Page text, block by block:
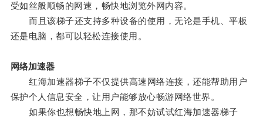
受如丝般顺畅的网速，畅快地浏览外网内容。
而且该梯子还支持多种设备的使用，无论是手机、平板
还是电脑，都可以轻松连接使用。
网络加速器
红海加速器梯子不仅提供高速网络连接，还能帮助用户
保护个人信息安全，让用户能够放心畅游网络世界。
如果你也想畅快地上网，那不妨试试红海加速器梯子